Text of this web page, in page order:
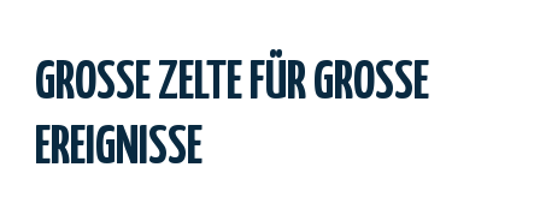
GROSSE ZELTE FÜR GROSSE ER
EIGNISSE